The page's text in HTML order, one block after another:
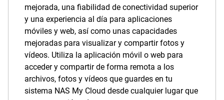
mejorada, una fiabilidad de conectividad superior
y una experiencia al día para aplicaciones
móviles y web, así como unas capacidades
mejoradas para visualizar y compartir fotos y
vídeos. Utiliza la aplicación móvil o web para
acceder y compartir de forma remota a los
archivos, fotos y vídeos que guardes en tu
sistema NAS My Cloud desde cualquier lugar que